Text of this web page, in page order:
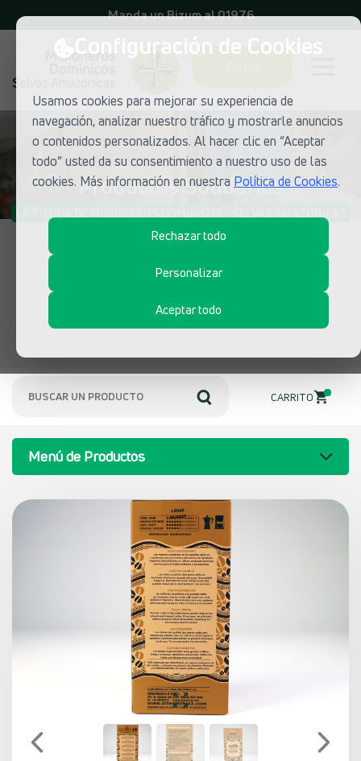
Configuración de Cookies
Usamos cookies para mejorar su experiencia de
navegación, analizar nuestro tráfico y mostrarle anuncios
o contenidos personalizados. Al hacer clic en “Aceptar
todo” usted da su consentimiento a nuestro uso de las
cookies. Más información en nuestra Política de Cookies.
Rechazar todo
Personalizar
Aceptar todo
Manda un Bizum al 01976
Productos Solidarios
CARRITO 0
Menú de Productos
Previo